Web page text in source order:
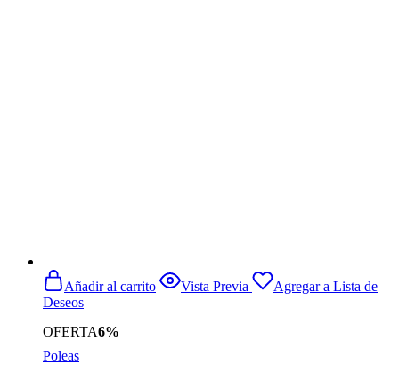
OFERTA6%
Añadir al carrito Vista Previa
Agregar a Lista de
Deseos
Poleas